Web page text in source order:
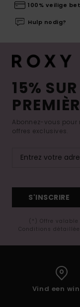
100% veilige
Hulp nodig?
15%
Abonnez-vous pour
offres exclusives.
S'INSCRIRE
(*) Offre
Conditions
Vind een